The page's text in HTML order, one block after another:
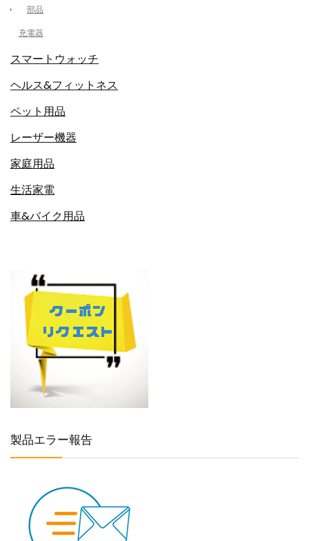
部品
充電器
スマートウォッチ
ヘルス&フィットネス
ペット用品
レーザー機器
家庭用品
生活家電
車&バイク用品
製品エラー報告